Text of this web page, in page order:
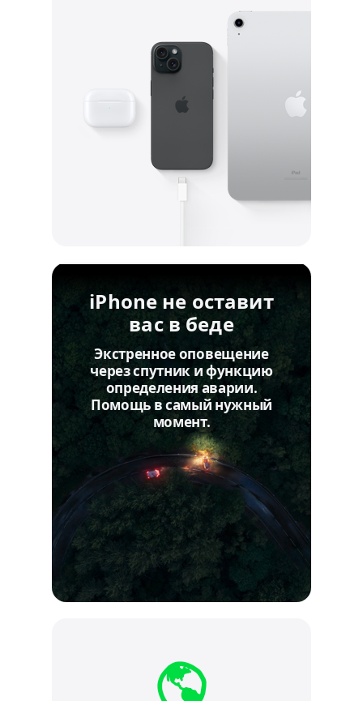
iPhone не оставит
вас в беде
Экстренное оповещение
через спутник и функцию
определения аварии.
Помощь в самый нужный
момент.